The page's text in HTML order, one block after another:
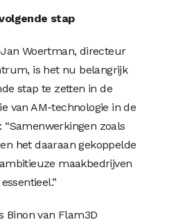
stap
Woertman, directeur
is het nu belangrijk
stap te zetten in de
van AM-technologie in de
“Samenwerkingen zoals
het daaraan gekoppelde
maakbedrijven
Binon van Flam3D